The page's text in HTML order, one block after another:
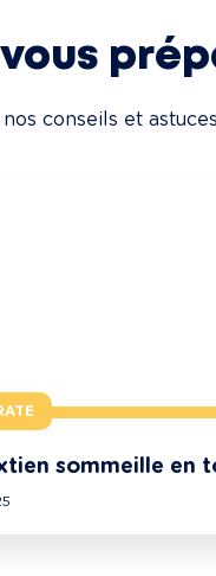
vous
nos conseils et
sommeille en